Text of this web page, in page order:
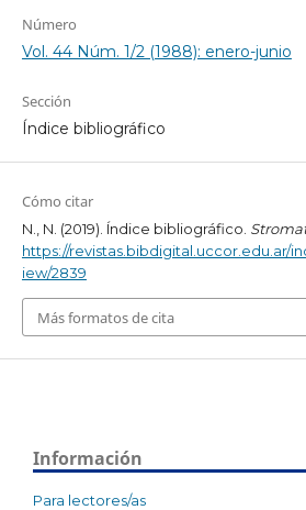
Número
Vol. 44 Núm. 1/2 (1988): enero-junio
Sección
Índice bibliográfico
Cómo citar
N., N. (2019). Índice bibliográfico.
https://revistas.bibdigital.uccor.edu.ar/
iew/2839
Más formatos de cita
Información
Para lectores/as